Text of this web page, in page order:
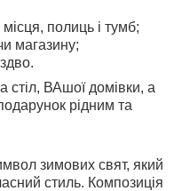
полиць і тумб;
магазину;
стіл, ВАшої домівки, а
рідним та
зимових свят, який
стиль. Композиція